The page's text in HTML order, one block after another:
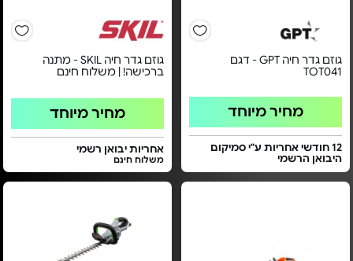
גוזם גדר חיה GPT - דגם
TOT041
מחיר מיוחד
12 חודשי אחריות ע"י סמיקום
היבואן הרשמי
גוזם גדר חיה SKIL - מתנה
ברכישה! | משלוח חינם
מחיר מיוחד
אחריות יבואן רשמי
משלוח חינם